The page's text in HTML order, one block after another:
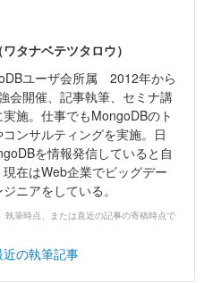
タナベテツタロウ）
ユーザ会所属 2012年から
会開催、記事執筆、セミナ講
施。仕事でもMongoDBのト
ンサルティングを実施。日
を情報発信していると自
在はWeb企業でビッグデー
ニアをしている。
執筆時点、または直近の記事の寄稿時点で
の執筆記事